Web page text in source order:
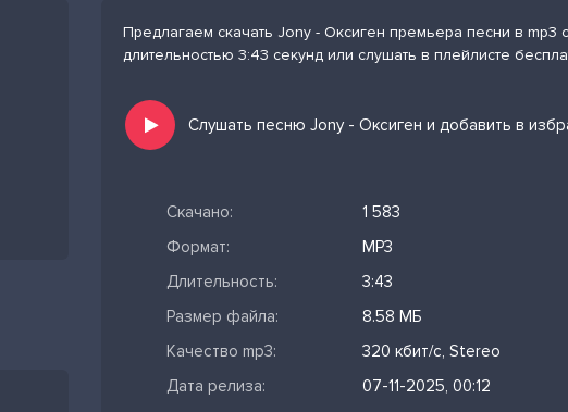
Предлагаем скачать Jony - Оксиген премьера песни в mp3
длительностью 3:43 секунд или слушать в плейлисте
Слушать песню Jony - Оксиген и добавить в
Скачано:
1 583
Формат:
MP3
Длительность:
3:43
Размер файла:
8.58 МБ
Качество mp3:
320 кбит/с, Stereo
Дата релиза:
07-11-2025, 00:12